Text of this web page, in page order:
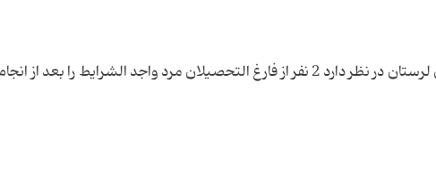
به گزارش روابط عمومی، دفتر تبیان لرستان در نظر دارد 2 نفر از فارغ التحصیلان مرد واجد